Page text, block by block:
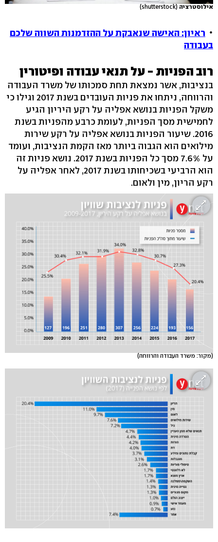
אילוסטרציה (shutterstock)
ראיון: האישה שנאבקת על ההזדמנות השווה שלכם
בעבודה
רוב הפניות - על תנאי עבודה ופיטורין
בנציבות, אשר נמצאת תחת סמכותו של משרד העבודה
והרווחה, ניתחו את פניות העובדים בשנת 2017 וגילו כי
משקל הפניות בנושא אפליה על רקע היריון הגיע
לחמישית מסך הפניות, לעומת כרבע מהפניות בשנת
2016. שיעור הפניות בנושא אפליה על רקע שירות
מילואים הוא הגבוה ביותר מאז הקמת הנציבות, ועומד
על 7.6% מסך כל הפניות בשנת 2017. נושא פניות זה
הוא הרביעי בשכיחותו בשנת 2017, לאחר אפליה על
רקע הריון, מין ולאום.
(מקור: משרד העבודה והרווחה)